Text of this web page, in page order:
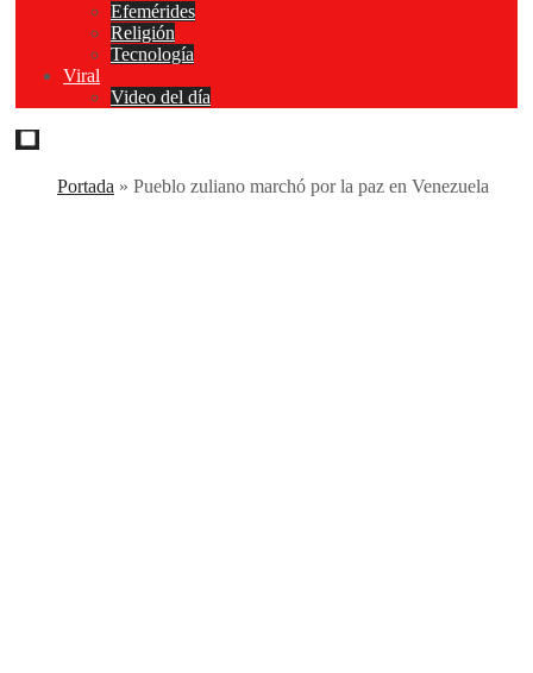
Efemérides
Religión
Tecnología
Viral
Video del día
Portada » Pueblo zuliano marchó por la paz en Venezuela